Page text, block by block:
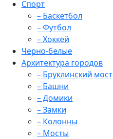
Спорт
– Баскетбол
– Футбол
– Хоккей
Черно-белые
Архитектура городов
– Бруклинский мост
– Башни
– Домики
– Замки
– Колонны
– Мосты